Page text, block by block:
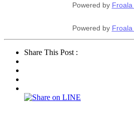
Powered by
Powered by
Share This Post :